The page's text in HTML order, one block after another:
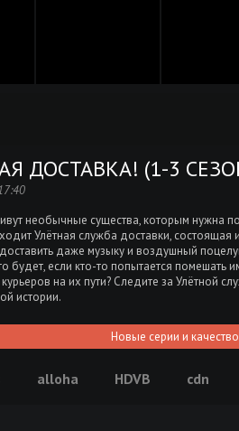
ДОСТАВКА! (1-3
необычные существа, которым нужна
Улётная служба доставки, состоящая
даже музыку и воздушный
будет, если кто-то попытается помешать
на их пути? Следите за Улётной
истории.
Новые серии и
alloha HDVB cdn